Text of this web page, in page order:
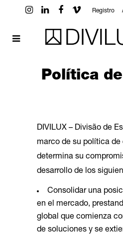
Registro
Política
DIVILUX – Divisão de
marco de su política de
determina su
desarrollo de los
Consolidar una
en el mercado,
global que comienza
de soluciones y se